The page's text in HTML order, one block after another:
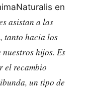
en
asistan a las
tanto hacia los
hijos. Es
el recambio
un tipo de